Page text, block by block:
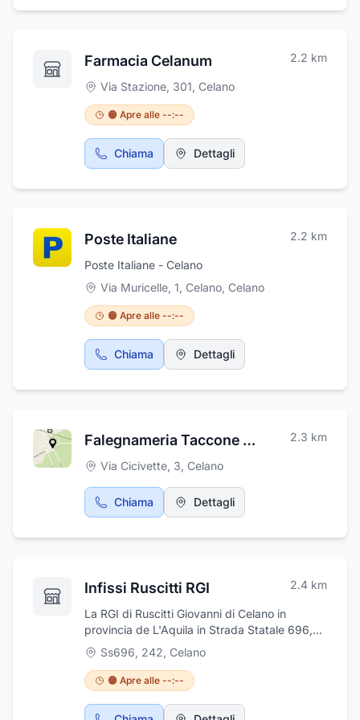
Farmacia Celanum 2.2 km
Via Stazione, 301, Celano
🟠 Apre alle --:--
Chiama Dettagli
Poste Italiane 2.2 km
Poste Italiane - Celano
Via Muricelle, 1, Celano, Celano
🟠 Apre alle --:--
Chiama Dettagli
Falegnameria Taccone di Taccone Mariano e Lauro S.n.c. 2.3 km
Via Cicivette, 3, Celano
Chiama Dettagli
Infissi Ruscitti RGI 2.4 km
La RGI di Ruscitti Giovanni di Celano in
provincia de L'Aquila in Strada Statale 696,
242, è un'azienda specializzata nella
produzione ed installazione di serramenti in
alluminio sia per edifici di nuova costruzione
che per edifici in restauro per tutta la
provincia. Oltre alla produzione diretta di
Ss696, 242, Celano
🟠 Apre alle --:--